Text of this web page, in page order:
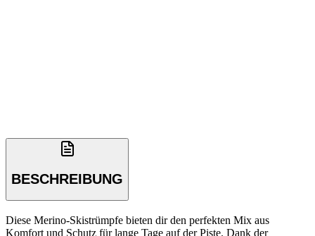
BESCHREIBUNG
Diese Merino-Skistrümpfe bieten dir den perfekten Mix aus
Komfort und Schutz für lange Tage auf der Piste. Dank der